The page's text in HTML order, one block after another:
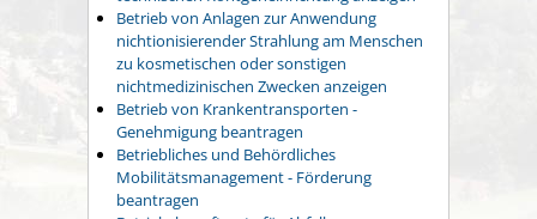
Betrieb von Anlagen zur Anwendung
nichtionisierender Strahlung am Menschen
zu kosmetischen oder sonstigen
nichtmedizinischen Zwecken anzeigen
Betrieb von Krankentransporten -
Genehmigung beantragen
Betriebliches und Behördliches
Mobilitätsmanagement - Förderung
beantragen